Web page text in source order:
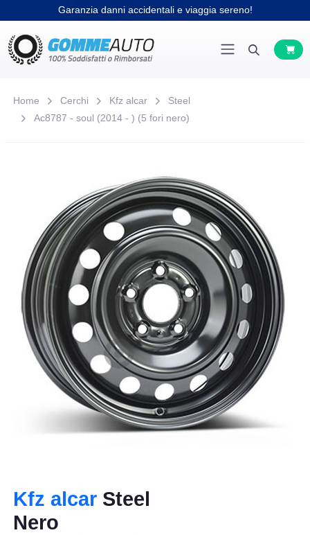
Garanzia danni accidentali e viaggia sereno!
Home Cerchi Kfz alcar
Steel
Ac8787 - soul (2014 - ) (5 fori nero)
Kfz alcar Steel
Nero